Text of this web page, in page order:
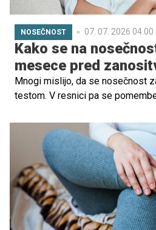
NOSEČNOST 07. 07. 2026 04.00
Kako se na
mesece pred
Mnogi mislijo, da se nosečnost
testom. V resnici pa se
lahko vpliva tako na plodnost
najzgodnejših tednih nosečnosti,
sploh še ne ve, da je noseča.